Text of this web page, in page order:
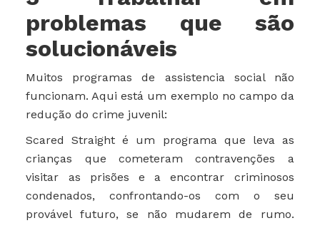
problemas que são
solucionáveis
Muitos programas de assistencia social não
funcionam. Aqui está um exemplo no campo da
redução do crime juvenil:
Scared Straight é um programa que leva as
crianças que cometeram contravenções a
visitar as prisões e a encontrar criminosos
condenados, confrontando-os com o seu
provável futuro, se não mudarem de rumo.